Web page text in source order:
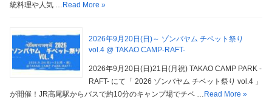
統料理や人気 … Read More »
2026年9月20日(日)～ ゾンバヤム チベット祭り
vol.4 @ TAKAO CAMP-RAFT-
2026年9月20日(日)21日(月祝) TAKAO CAMP PARK -
RAFT- にて「 2026 ゾンバヤム チベット祭り vol.4 」
が開催！JR高尾駅からバスで約10分のキャンプ場でチベ … Read More »